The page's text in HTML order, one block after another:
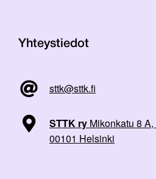
Yhteystiedot
sttk@sttk.fi
STTK ry Mikonkatu 8
00101 Helsinki